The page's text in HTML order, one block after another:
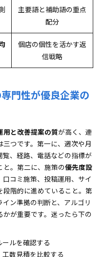
主要語と補助語の重点
配分
個店の個性を活かす返
信戦略
門性が優良企業の
用と改善提案の質が高く、連
つです。第一に、週次や月
覧、経路、電話などの指標が
。第二に、施策の優先度設
コミ施策、投稿運用、サイ
階的に進めていること。第
イン準拠の判断と、アルゴリ
が重要です。迷ったら下の
ールを確認する
工数見積を比較する